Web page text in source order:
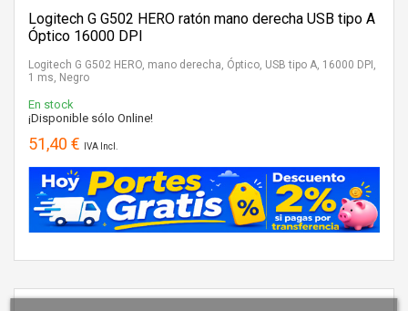
Logitech G G502 HERO ratón mano derecha USB tipo A
Óptico 16000 DPI
Logitech G G502 HERO, mano derecha, Óptico, USB tipo A, 16000 DPI,
1 ms, Negro
En stock
¡Disponible sólo Online!
51,40 € IVA Incl.